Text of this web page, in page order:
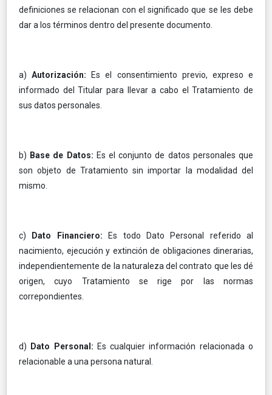
definiciones se relacionan con el significado que se les debe
dar a los términos dentro del presente documento.
a)Autorización:
Es el consentimiento previo, expreso e
informado del Titular para llevar a cabo el Tratamiento de
sus datos personales.
b) Base de Datos: Es el conjunto de datos personales que
son objeto de Tratamiento sin importar la modalidad del
mismo.
c) Dato Financiero:
Es todo Dato Personal referido al
nacimiento, ejecución y extinción de obligaciones dinerarias,
independientemente de la naturaleza del contrato que les dé
origen, cuyo Tratamiento se rige por las normas
correpondientes.
d) Dato Personal: Es cualquier información relacionada o
relacionable a una persona natural.